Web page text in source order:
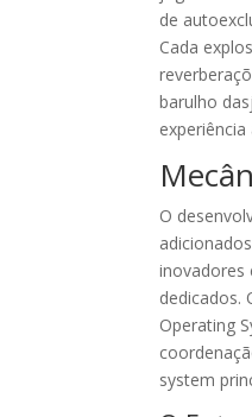
de
Cada
barulho
O
inovadores
dedicados.
Operating
system